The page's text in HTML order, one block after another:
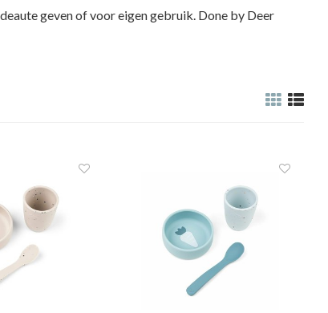
geven of voor eigen gebruik. Done by Deer